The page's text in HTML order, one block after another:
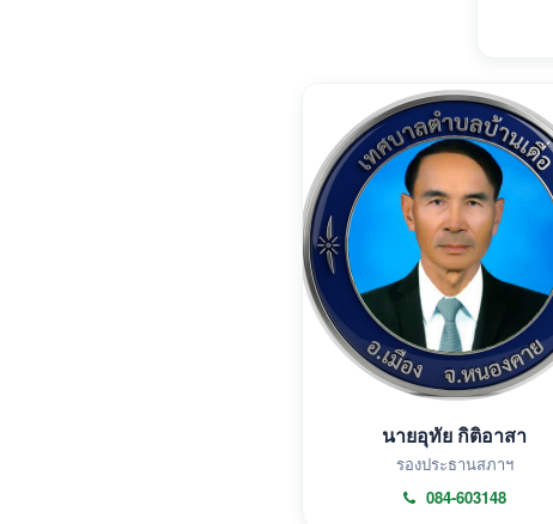
นายอุทัย กิติอาสา
รองประธานสภาฯ
084-603148